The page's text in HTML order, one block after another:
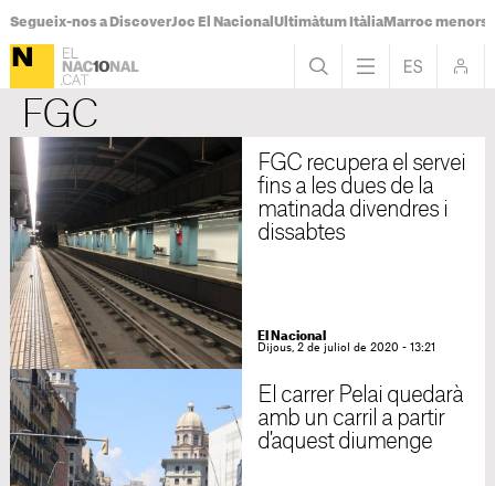
Segueix-nos a DiscoverJoc El Nacional Ultimàtum ItàliaMarroc menors
FGC
FGC recupera el servei
fins a les dues de la
matinada divendres i
dissabtes
El Nacional
Dijous, 2 de juliol de 2020 - 13:21
El carrer Pelai quedarà
amb un carril a partir
d'aquest diumenge